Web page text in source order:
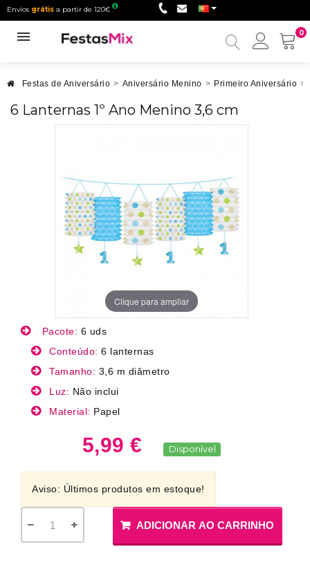
Envios grátis a partir de 120€
0
Minha
Festas de Aniversário > Aniversário Menino > Primeiro Aniversário >
6 Lanternas 1º Ano Menino 3,6 cm
Clique para ampliar
Pacote: 6 uds
Conteúdo: 6 lanternas
Tamanho: 3,6 m diâmetro
Luz: Não inclui
Material: Papel
5,99 € Disponível
Aviso: Últimos produtos em estoque!
ADICIONAR AO CARRINHO